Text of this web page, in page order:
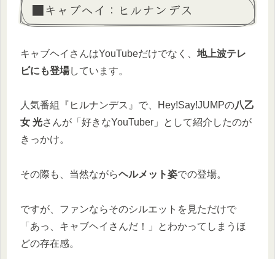
■キャブヘイ：ヒルナンデス
キャブヘイさんはYouTubeだけでなく、 地上波テレ
ビにも登場しています。
人気番組『ヒルナンデス』で、Hey!Say!JUMPの八乙
女 光さんが「好きなYouTuber」として紹介したのが
きっかけ。
その際も、当然ながらヘルメット姿での登場。
ですが、ファンならそのシルエットを見ただけで
「あっ、キャブヘイさんだ！」とわかってしまうほ
どの存在感。